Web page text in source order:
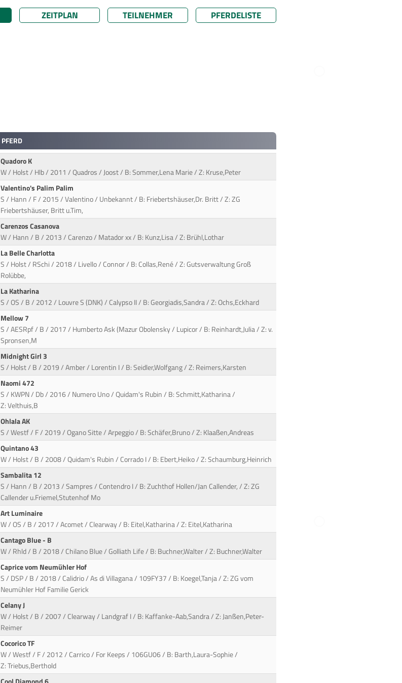
ZEITPLAN TEILNEHMER PFERDELISTE
PFERD
Quadoro K
W / Holst / Hlb / 2011 / Quadros / Joost / B: Sommer,Lena Marie / Z: Kruse,Peter
Valentino's Palim Palim
S / Hann / F / 2015 / Valentino / Unbekannt / B: Friebertshäuser,Dr. Britt / Z: ZG
Friebertshäuser, Britt u.Tim,
Carenzos Casanova
W / Hann / B / 2013 / Carenzo / Matador xx / B: Kunz,Lisa / Z: Brühl,Lothar
La Belle Charlotta
S / Holst / RSchi / 2018 / Livello / Connor / B: Collas,René / Z: Gutsverwaltung Groß
Rolübbe,
La Katharina
S / OS / B / 2012 / Louvre S (DNK) / Calypso II / B: Georgiadis,Sandra / Z: Ochs,Eckhard
Mellow 7
S / AESRpf / B / 2017 / Humberto Ask (Mazur Obolensky / Lupicor / B: Reinhardt,Julia / Z: v.
Spronsen,M
Midnight Girl 3
S / Holst / B / 2019 / Amber / Lorentin I / B: Seidler,Wolfgang / Z: Reimers,Karsten
Naomi 472
S / KWPN / Db / 2016 / Numero Uno / Quidam's Rubin / B: Schmitt,Katharina /
Z: Velthuis,B
Ohlala AK
S / Westf / F / 2019 / Ogano Sitte / Arpeggio / B: Schäfer,Bruno / Z: Klaaßen,Andreas
Quintano 43
W / Holst / B / 2008 / Quidam's Rubin / Corrado I / B: Ebert,Heiko / Z: Schaumburg,Heinrich
Sambalita 12
S / Hann / B / 2013 / Sampres / Contendro I / B: Zuchthof Hollen/Jan Callender, / Z: ZG
Callender u.Friemel,Stutenhof Mo
Art Luminaire
W / OS / B / 2017 / Acomet / Clearway / B: Eitel,Katharina / Z: Eitel,Katharina
Cantago Blue - B
W / Rhld / B / 2018 / Chilano Blue / Golliath Life / B: Buchner,Walter / Z: Buchner,Walter
Caprice vom Neumühler Hof
S / DSP / B / 2018 / Calidrio / As di Villagana / 109FY37 / B: Koegel,Tanja / Z: ZG vom
Neumühler Hof Familie Gerick
Celany J
W / Holst / B / 2007 / Clearway / Landgraf I / B: Kaffanke-Aab,Sandra / Z: Janßen,Peter-
Reimer
Cocorico TF
W / Westf / F / 2012 / Carrico / For Keeps / 106GU06 / B: Barth,Laura-Sophie /
Z: Triebus,Berthold